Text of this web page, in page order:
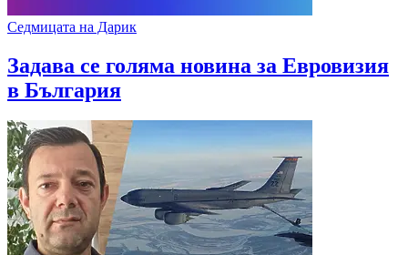
Седмицата на Дарик
Задава се голяма новина за Евровизия
в България